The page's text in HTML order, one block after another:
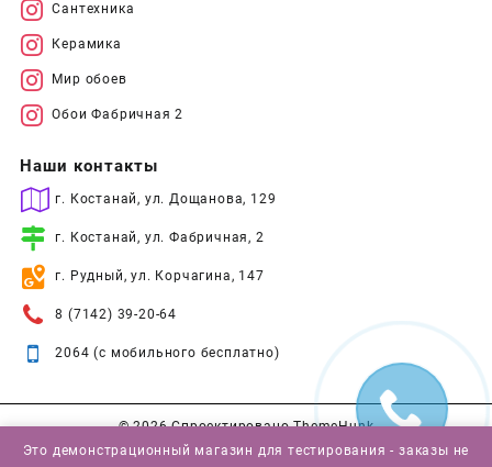
Сантехника
Керамика
Мир обоев
Обои Фабричная 2
Наши контакты
г. Костанай, ул. Дощанова, 129
г. Костанай, ул. Фабричная, 2
г. Рудный, ул. Корчагина, 147
8 (7142) 39-20-64
2064 (с мобильного бесплатно)
© 2026Спроектировано ThemeHunk
Это демонстрационный магазин для тестирования - заказы не